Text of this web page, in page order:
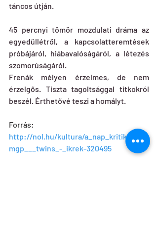
táncos útján.
45 percnyi tömör mozdulati dráma az
egyedüllétről, a kapcsolatteremtések
próbájáról, hiábavalóságáról, a létezés
szomorúságáról.
Frenák mélyen érzelmes, de nem
érzelgős. Tiszta tagoltsággal titkokról
beszél. Érthetővé teszi a homályt.
Forrás:
http://nol.hu/kultura/a_nap_kritikaja__
mgp___twins_-_ikrek-320495